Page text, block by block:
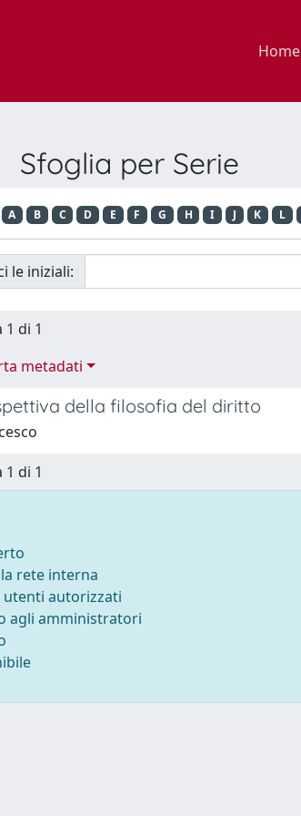
Home
Sfoglia per Serie
A B C D E F G H I J K L
le iniziali:
di 1
metadati
della filosofia del diritto
di 1
rete interna
autorizzati
agli amministratori